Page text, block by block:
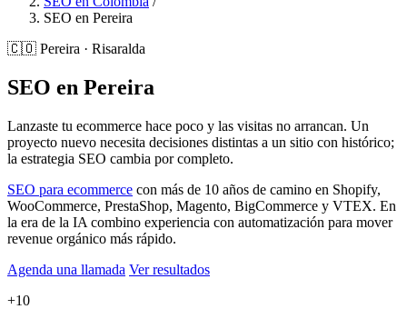
SEO en Pereira
🇨🇴 Pereira · Risaralda
SEO en Pereira
Lanzaste tu ecommerce hace poco y las visitas no arrancan. Un
proyecto nuevo necesita decisiones distintas a un sitio con histórico;
la estrategia SEO cambia por completo.
SEO para ecommerce con más de 10 años de camino en Shopify,
WooCommerce, PrestaShop, Magento, BigCommerce y VTEX. En
la era de la IA combino experiencia con automatización para mover
revenue orgánico más rápido.
Agenda una llamada Ver resultados
+10